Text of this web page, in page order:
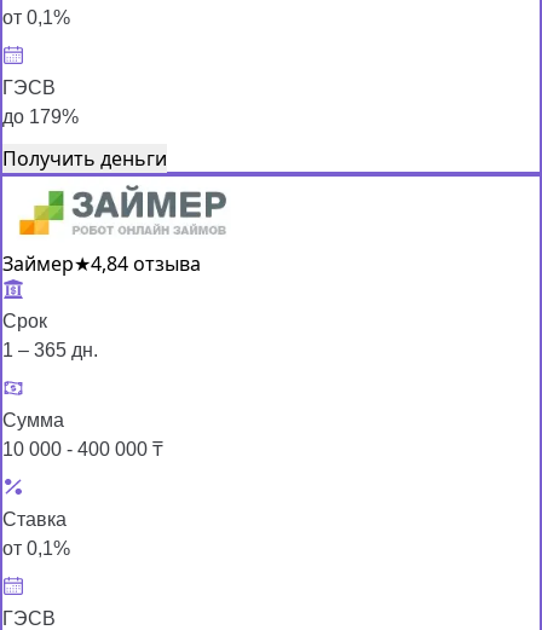
от 0,1%
ГЭСВ
до 179%
Получить деньги
Займер★4,84 отзыва
Срок
1 – 365 дн.
Сумма
10 000 - 400 000 ₸
Ставка
от 0,1%
ГЭСВ